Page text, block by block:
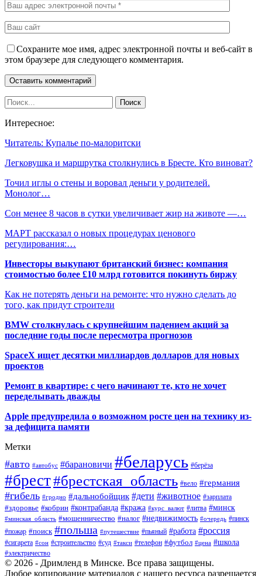
Сохраните мое имя, адрес электронной почты и веб-сайт в
этом браузере для следующего комментария.
Интересное:
Читатель: Купалье по-малоритски
Легковушка и маршрутка столкнулись в Бресте. Кто виноват?
Точил иглы о стены и воровал деньги у родителей.
Монолог…
Сон менее 8 часов в сутки увеличивает жир на животе —…
МАРТ рассказал о новых процедурах ценового
регулирования:…
Инвесторы выкупают британский бизнес: компания
стоимостью более £10 млрд готовится покинуть биржу
Как не потерять деньги на ремонте: что нужно сделать до
того, как придут строители
BMW столкнулась с крупнейшим падением акций за
последние годы после пересмотра прогнозов
SpaceX ищет десятки миллиардов долларов для новых
проектов
Ремонт в квартире: с чего начинают те, кто не хочет
переделывать дважды
Apple предупредила о возможном росте цен на технику из-
за дефицита памяти
Метки
#авто #автобус #барановичи #беларусь #берёза
#брест#брестская_область #вело #германия
#гибель #гродно #дальнобойщик #дети #животное #зарплата
#здоровье #кобрин #контрабанда #кража #курс_валют #литва #минск
#минская_область #мошенничество #налог #недвижимость #очередь #пинск
#пожар #поиск #польша #путешествие #пьяный #работа #россия
#сигарета #сон #строительство #суд #такси #телефон #футбол #цена #школа
#электричество
© 2026 - Дримленд в Минске. Все права защищены.
Любое копирование материалов с нашего ресурса разрешается